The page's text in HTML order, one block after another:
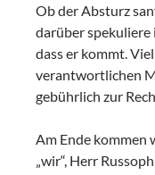
Ob der Absturz
darüber spekuliere
dass er kommt.
verantwortlichen
gebührlich zur
Am Ende kommen
„wir“, Herr